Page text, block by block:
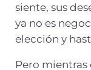
siente, sus
ya no es
elección y
Pero mientras